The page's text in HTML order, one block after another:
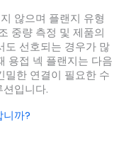
않으며 플랜지 유형
중량 측정 및 제품의
도 선호되는 경우가 많
용접 넥 플랜지는 다음
밀한 연결이 필요한 수
입니다.
니까?